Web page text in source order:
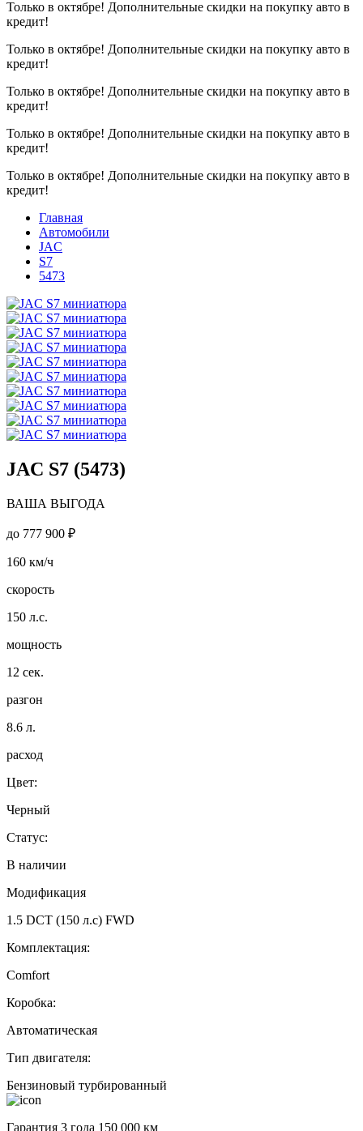
Только в октябре! Дополнительные скидки на покупку авто в
кредит!
Только в октябре! Дополнительные скидки на покупку авто в
кредит!
Только в октябре! Дополнительные скидки на покупку авто в
кредит!
Только в октябре! Дополнительные скидки на покупку авто в
кредит!
Только в октябре! Дополнительные скидки на покупку авто в
кредит!
Главная
Автомобили
JAC
S7
5473
JAC S7 (5473)
ВАША ВЫГОДА
до 777 900 ₽
160 км/ч
скорость
150 л.с.
мощность
12 сек.
разгон
8.6 л.
расход
Цвет:
Черный
Статус:
В наличии
Модификация
1.5 DCT (150 л.с) FWD
Комплектация:
Comfort
Коробка:
Автоматическая
Тип двигателя:
Бензиновый турбированный
Гарантия 3 года 150 000 км